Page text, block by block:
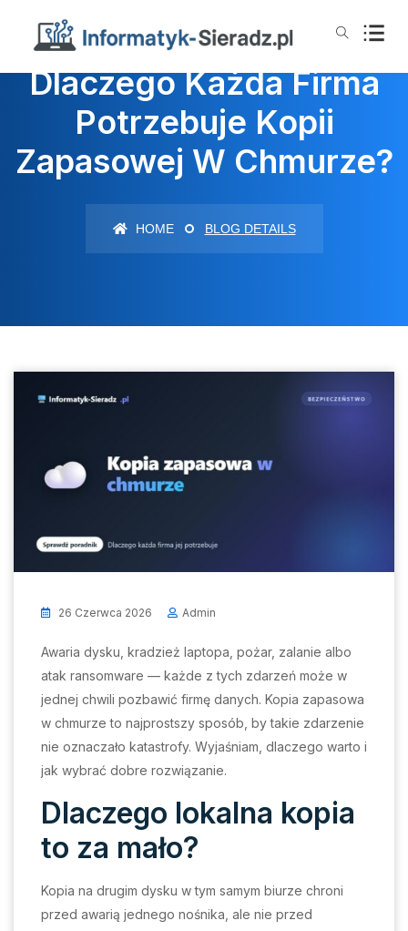
Dlaczego Każda Firma
Potrzebuje Kopii
Zapasowej W Chmurze?
HOME BLOG DETAILS
26 Czerwca 2026 Admin
Awaria dysku, kradzież laptopa, pożar, zalanie albo
atak ransomware — każde z tych zdarzeń może w
jednej chwili pozbawić firmę danych. Kopia zapasowa
w chmurze to najprostszy sposób, by takie zdarzenie
nie oznaczało katastrofy. Wyjaśniam, dlaczego warto i
jak wybrać dobre rozwiązanie.
Dlaczego lokalna kopia
to za mało?
Kopia na drugim dysku w tym samym biurze chroni
przed awarią jednego nośnika, ale nie przed